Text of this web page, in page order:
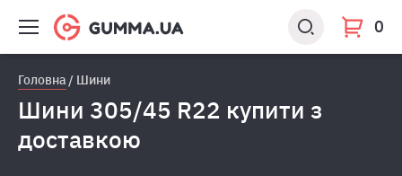
0
Головна Шини
Шини 305/45 R22 купити з
доставкою